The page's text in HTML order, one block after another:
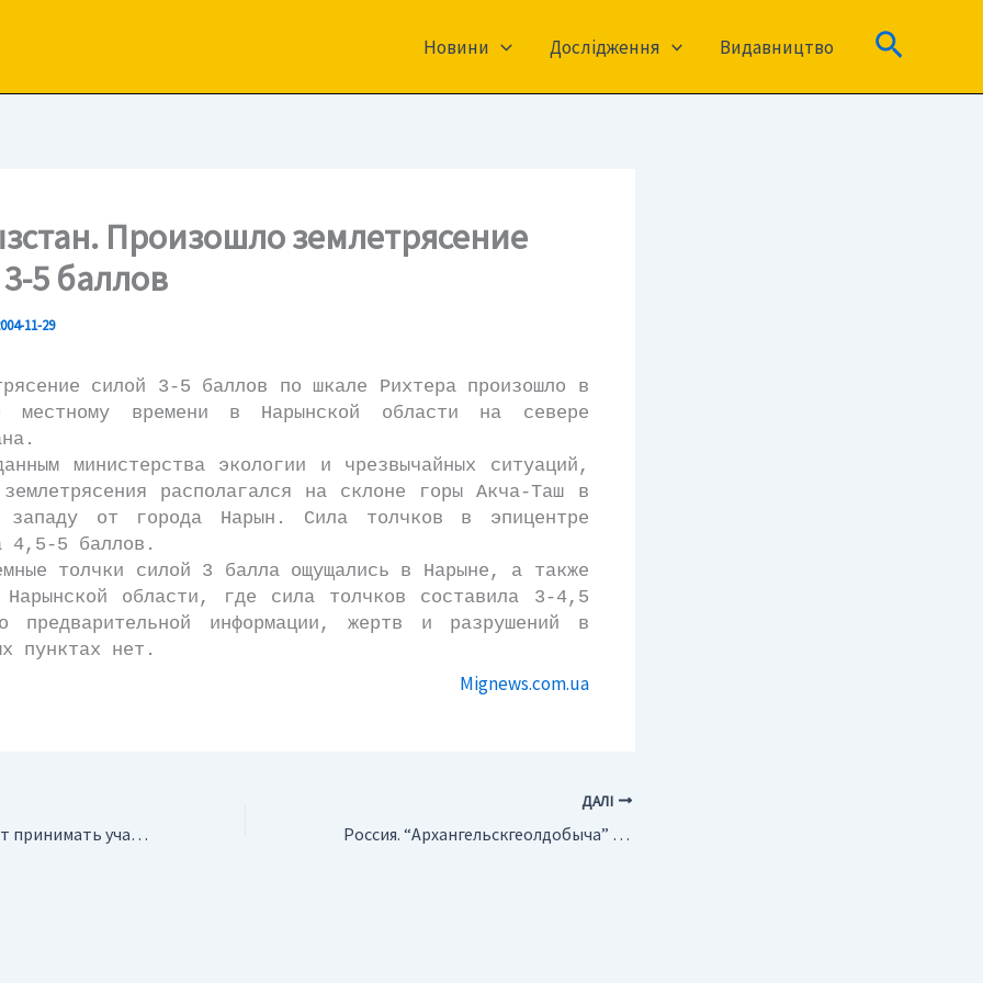
Новини Дослідження Видавництво Пошук
Произошло землетрясение
5 баллов
11-29
силой 3-5 баллов по шкале Рихтера произошло в
местному времени в Нарынской области на севере
министерства экологии и чрезвычайных ситуаций,
землетрясения располагался на склоне горы Акча-Таш в
от города Нарын. Сила толчков в эпицентре
4,5-5 баллов.
толчки силой 3 балла ощущались в Нарыне, а также
области, где сила толчков составила 3-4,5
предварительной информации, жертв и разрушений в
пунктах нет.
Mignews.com.ua
Россия. Total будет принимать участие в геологоразведке российских месторождений
ДАЛІ
Россия. “Архангельскгеолдобыча” активно ведет ГРР за счет собственных средств